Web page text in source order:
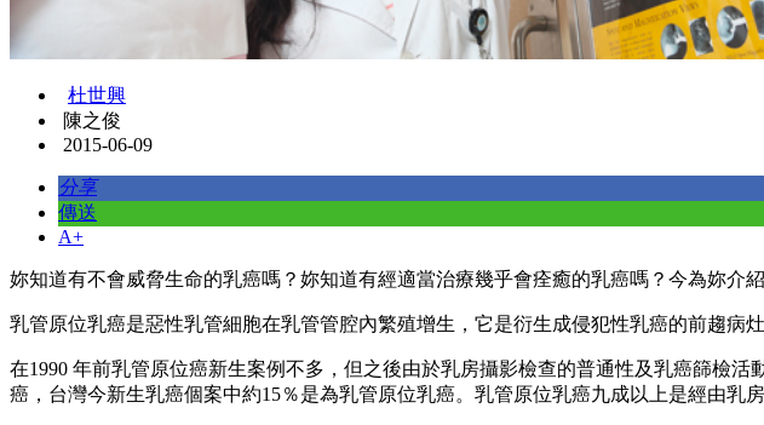
杜世興
陳之俊
2015-06-09
分享
傳送
A+
妳知道有不會威脅生命的乳癌嗎？妳知道有經適當治療幾乎會痊癒的乳癌嗎？今為妳介
乳管原位乳癌是惡性乳管細胞在乳管管腔內繁殖增生，它是衍生成侵犯性乳癌的前趨病
在1990 年前乳管原位癌新生案例不多，但之後由於乳房攝影檢查的普通性及乳癌篩檢
癌，台灣今新生乳癌個案中約15％是為乳管原位乳癌。乳管原位乳癌九成以上是經由乳